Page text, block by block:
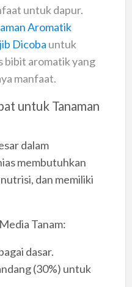
untuk dapur.
Aromatik
Dicoba untuk
bibit aromatik yang
manfaat.
untuk Tanaman
dalam
membutuhkan
dan memiliki
Tanam:
dasar.
(30%) untuk